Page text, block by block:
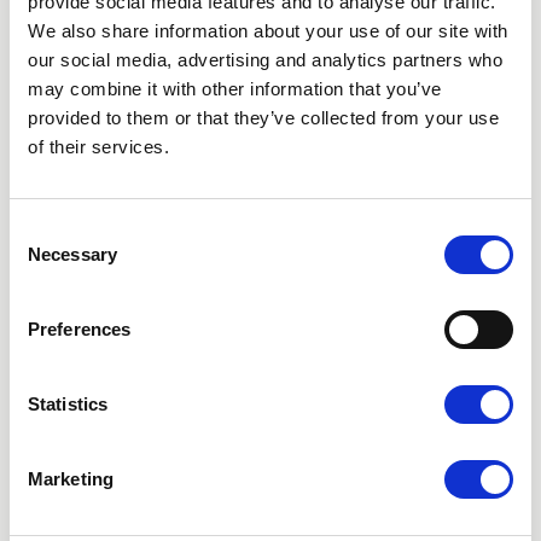
We also share information about your use of our site with
our social media, advertising and analytics partners who
may combine it with other information that you’ve
provided to them or that they’ve collected from your use
of their services.
Selection
Necessary
Preferences
Statistics
Marketing
lukker din browser.
Bemærk, at hvis du blokerer cookies, forhindrer du
funktionaliteten af vores hjemmeside, og at tingene
derfor muligvis ikke fungerer.
Webstedsadministrator
ansvarlige for hjemmesiden og dens indhold.
Kontaktoplysningerne uanset vores virksomhed
integrity@info.nordichair.com
under navnet Hårbehandling Kliniken Sverige AB
med registreringsnummer 556990-6554 og har
Stockholm. Nordic Hair Clinic Group består af